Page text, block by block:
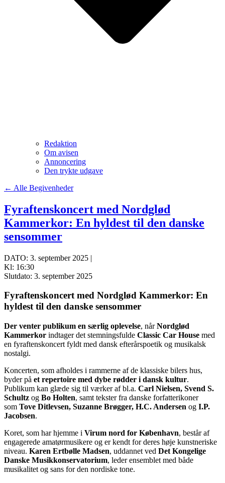
Redaktion
Om avisen
Annoncering
Den trykte udgave
← Alle Begivenheder
Fyraftenskoncert med Nordglød
Kammerkor: En hyldest til den danske
sensommer
DATO: 3. september 2025 |
Kl: 16:30
Slutdato: 3. september 2025
Fyraftenskoncert med Nordglød Kammerkor: En
hyldest til den danske sensommer
Der venter publikum en særlig oplevelse, nårNordglød
Kammerkor indtager det stemningsfulde Classic Car House med
en fyraftenskoncert fyldt med dansk efterårspoetik og musikalsk
nostalgi.
Koncerten, som afholdes i rammerne af de klassiske bilers hus,
byder på et repertoire med dybe rødder i dansk kultur.
Publikum kan glæde sig til værker af bl.a. Carl Nielsen, Svend S.
Schultz og Bo Holten, samt tekster fra danske forfatterikoner
som Tove Ditlevsen, Suzanne Brøgger, H.C. Andersen og I.P.
Jacobsen.
Koret, som har hjemme i Virum nord for København, består af
engagerede amatørmusikere og er kendt for deres høje kunstneriske
niveau. Karen Ertbølle Madsen, uddannet ved Det Kongelige
Danske Musikkonservatorium, leder ensemblet med både
musikalitet og sans for den nordiske tone.